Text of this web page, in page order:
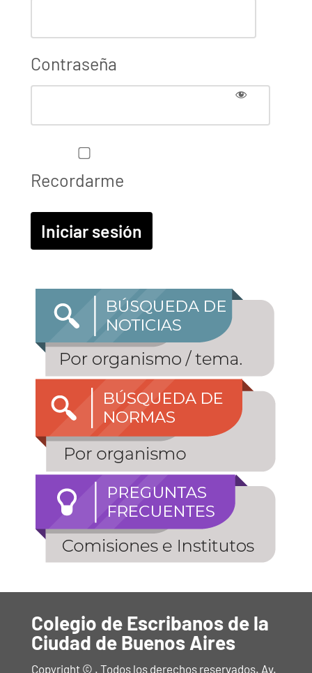
Contraseña
Recordarme
Colegio de Escribanos de la
Ciudad de Buenos Aires
Copyright © . Todos los derechos reservados. Av.